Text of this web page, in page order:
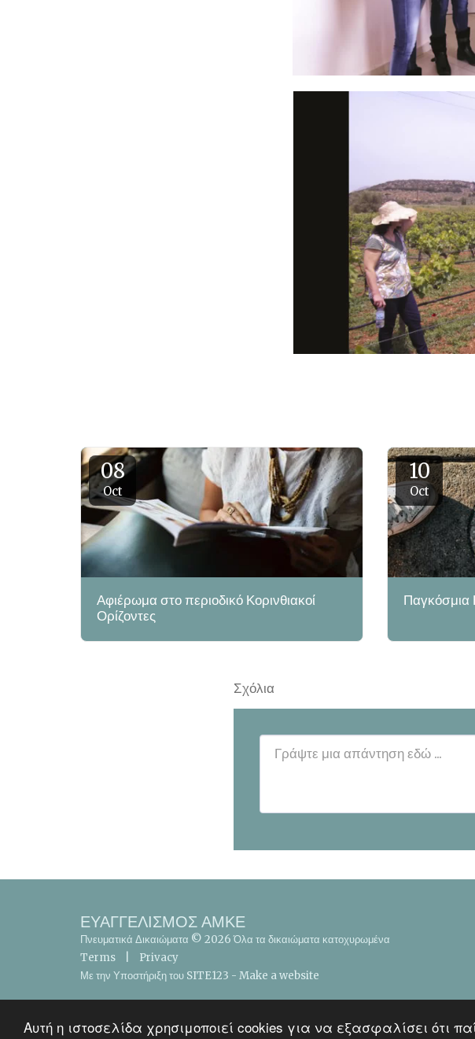
Αυτή η ιστοσελίδα χρησιμοποιεί cookies για να εξασφαλίσει ότι
08
Oct
Αφιέρωμα στο περιοδικό Κορινθιακοί
Ορίζοντες
10
Oct
Παγκόσμια
Σχόλια
ΕΥΑΓΓΕΛΙΣΜΟΣ ΑΜΚΕ
Πνευματικά Δικαιώματα © 2026 Όλα τα δικαιώματα κατοχυρωμένα
Terms
Privacy
Με την Υποστήριξη του SITE123 - Make a website